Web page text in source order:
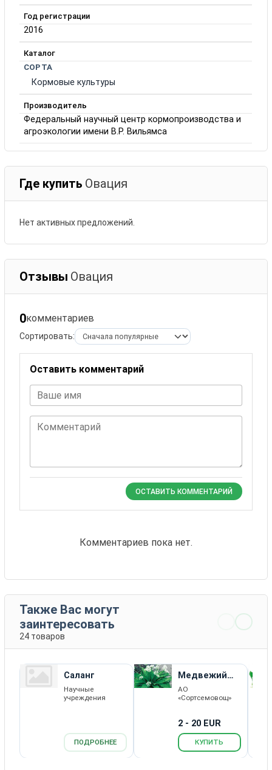
Год регистрации
2016
Каталог
СОРТА
Кормовые культуры
Производитель
Федеральный научный центр кормопроизводства и
агроэкологии имени В.Р. Вильямса
Где купить Овация
Нет активных предложений.
Отзывы Овация
0комментариев
Сортировать:
Оставить комментарий
Ваше имя
Комментарий
ОСТАВИТЬ КОММЕНТАРИЙ
Комментариев пока нет.
Также Вас могут
заинтересовать
24 товаров
Саланг
Научные
учреждения
ПОДРОБНЕЕ
Медвежий
Деликатес
АО
«Сортсемовощ»
2 - 20 EUR
КУПИТЬ